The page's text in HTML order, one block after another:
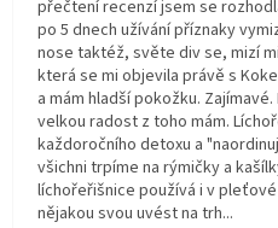
přečtení recenzí jsem se
po 5 dnech užívání příznaky
nose taktéž, světe div se, mizí
která se mi objevila právě s
a mám hladší pokožku.
velkou radost z toho mám.
každoročního detoxu a
všichni trpíme na rýmičky a
líchořeřišnice používá i v
nějakou svou uvést na trh...